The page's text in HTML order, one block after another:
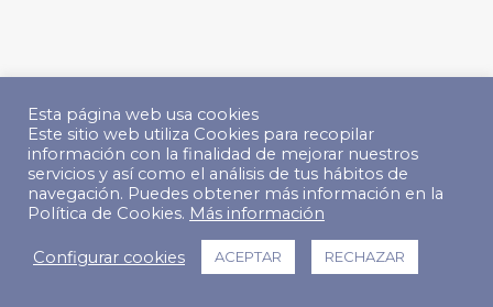
Esta página web usa cookies
Este sitio web utiliza Cookies para recopilar
información con la finalidad de mejorar nuestros
servicios y así como el análisis de tus hábitos de
navegación. Puedes obtener más información en la
Política de Cookies. Más información
Configurar cookies ACEPTAR RECHAZAR